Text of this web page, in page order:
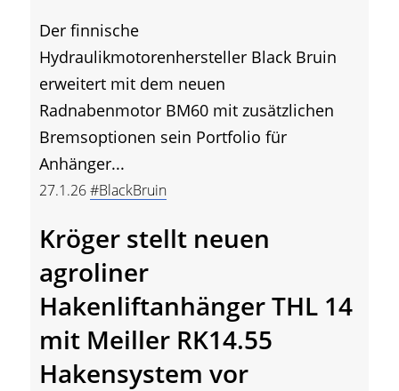
Der finnische
Hydraulikmotorenhersteller Black Bruin
erweitert mit dem neuen
Radnabenmotor BM60 mit zusätzlichen
Bremsoptionen sein Portfolio für
Anhänger...
27.1.26#BlackBruin
Kröger stellt neuen
agroliner
Hakenliftanhänger THL 14
mit Meiller RK14.55
Hakensystem vor